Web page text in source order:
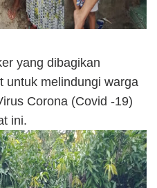
yang dibagikan
untuk melindungi warga
Corona (Covid -19)
ini.